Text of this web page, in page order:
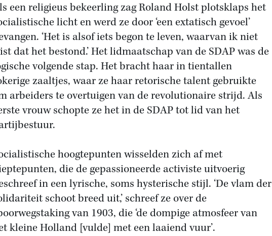
een religieus bekeerling zag Roland Holst plotsklaps het
licht en werd ze door ‘een extatisch gevoel’
‘Het is alsof iets begon te leven, waarvan ik niet
dat het bestond.’ Het lidmaatschap van de SDAP was de
volgende stap. Het bracht haar in tientallen
zaaltjes, waar ze haar retorische talent gebruikte
arbeiders te overtuigen van de revolutionaire strijd. Als
vrouw schopte ze het in de SDAP tot lid van het
hoogtepunten wisselden zich af met
die de gepassioneerde activiste uitvoerig
in een lyrische, soms hysterische stijl. ‘De vlam der
schoot breed uit,’ schreef ze over de
van 1903, die ‘de dompige atmosfeer van
kleine Holland [vulde] met een laaiend vuur’.